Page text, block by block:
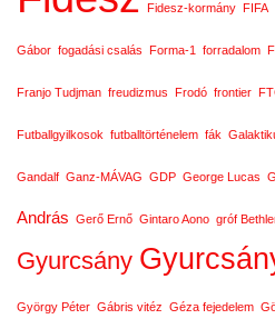
Fidesz-kormány FIFA
Gábor fogadási csalás Forma-1 forradalom
Franjo Tudjman freudizmus Frodó frontier
Futballgyilkosok futballtörténelem fák
Gandalf Ganz-MÁVAG GDP George Lucas
András Gerő Ernő Gintaro Aono gróf
Gyurcsány
György Péter Gábris vitéz Géza fejedelem